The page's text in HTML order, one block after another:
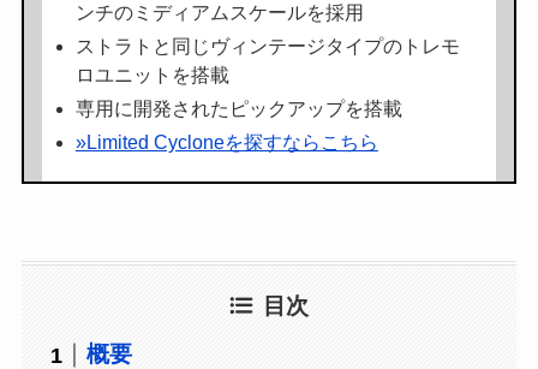
ンチのミディアムスケールを採用
ストラトと同じヴィンテージタイプのトレモ
ロユニットを搭載
専用に開発されたピックアップを搭載
»Limited Cycloneを探すならこちら
目次
概要